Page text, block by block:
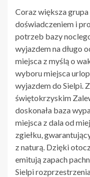
Coraz większa
doświadczeniem i
potrzeb bazy
wyjazdem na długo
miejsca z myślą o
wyboru miejsca
wyjazdem do Sielpi.
świętokrzyskim
doskonała baza
miejsca z dala od
zgiełku,
z naturą. Dzięki
emitują zapach
Sielpi